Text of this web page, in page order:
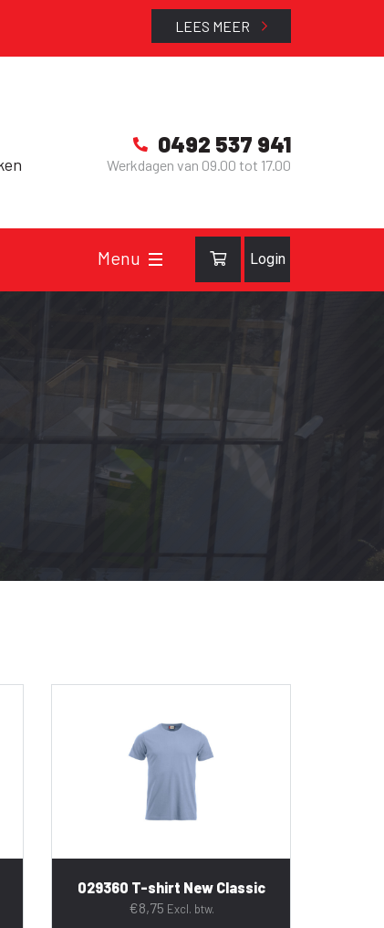
LEES MEER
0492 537 941
Werkdagen van 09.00 tot 17.00
Login
029360 T-shirt New Classic
€8,75 Excl. btw.